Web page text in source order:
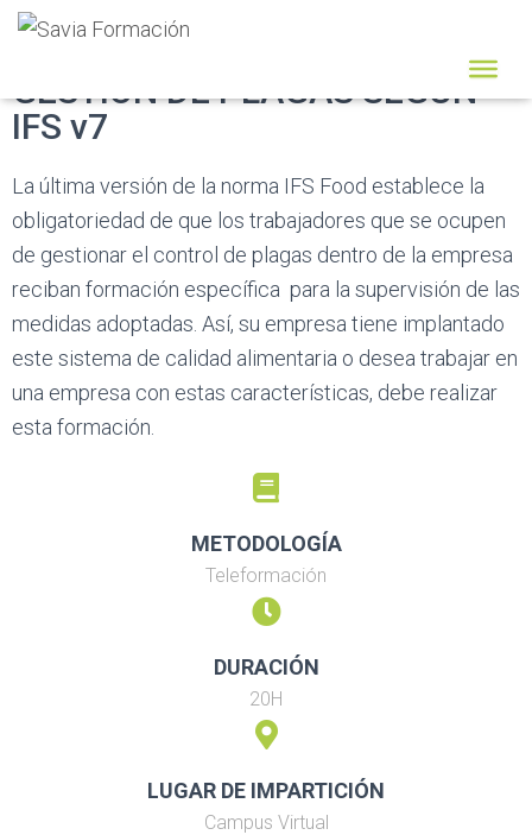
GESTIÓN DE PLAGAS SEGÚN
IFS v7
La última versión de la norma IFS Food establece la
obligatoriedad de que los trabajadores que se ocupen
de gestionar el control de plagas dentro de la empresa
reciban formación específica para la supervisión de las
medidas adoptadas. Así, su empresa tiene implantado
este sistema de calidad alimentaria o desea trabajar en
una empresa con estas características, debe realizar
esta formación.
METODOLOGÍA
Teleformación
DURACIÓN
20H
LUGAR DE IMPARTICIÓN
Campus Virtual